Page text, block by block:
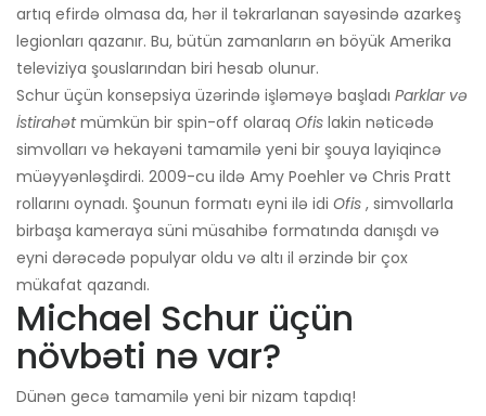
artıq efirdə olmasa da, hər il təkrarlanan sayəsində azarkeş
legionları qazanır. Bu, bütün zamanların ən böyük Amerika
televiziya şouslarından biri hesab olunur.
Schur üçün konsepsiya üzərində işləməyə başladı Parklar və
İstirahətmümkün bir spin-off olaraq Ofis lakin nəticədə
simvolları və hekayəni tamamilə yeni bir şouya layiqincə
müəyyənləşdirdi. 2009-cu ildə Amy Poehler və Chris Pratt
rollarını oynadı. Şounun formatı eyni ilə idi Ofis , simvollarla
birbaşa kameraya süni müsahibə formatında danışdı və
eyni dərəcədə populyar oldu və altı il ərzində bir çox
mükafat qazandı.
Michael Schur üçün
növbəti nə var?
Dünən gecə tamamilə yeni bir nizam tapdıq!